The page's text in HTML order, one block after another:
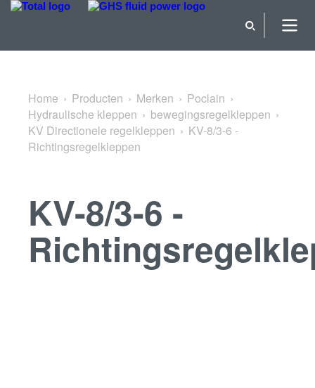
Terug naar KV Directionele regelkleppen
Home Producten Merken
Poclain
Hydraulische kleppen
bewegingsregelkleppen
KV Directionele regelkleppen
KV-8/3-6 -
Richtingsregelkleppen
KV-8/3-6 -